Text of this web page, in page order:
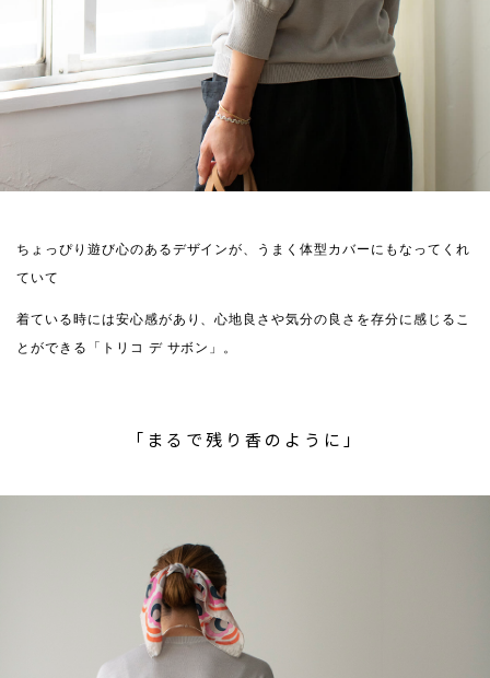
ちょっぴり遊び心のあるデザインが、うまく体型カバーにもなってくれ
ていて
着ている時には安心感があり、心地良さや気分の良さを存分に感じるこ
とができる「トリコ デ サボン」。
「まるで残り香のように」